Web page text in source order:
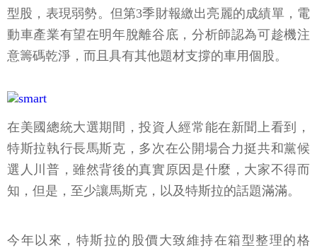
型股，表現弱勢。但第3季財報繳出亮麗的成績單，電
動車產業有望在明年脫離谷底，分析師認為可趁機注
意籌碼乾淨，而且具有其他題材支撐的車用個股。
在美國總統大選期間，投資人經常能在新聞上看到，
特斯拉執行長馬斯克，多次在公開場合力挺共和黨候
選人川普，雖然背後的真實原因是什麼，大家不得而
知，但是，至少讓馬斯克，以及特斯拉的話題滿滿。
今年以來，特斯拉的股價大致維持在箱型整理的格